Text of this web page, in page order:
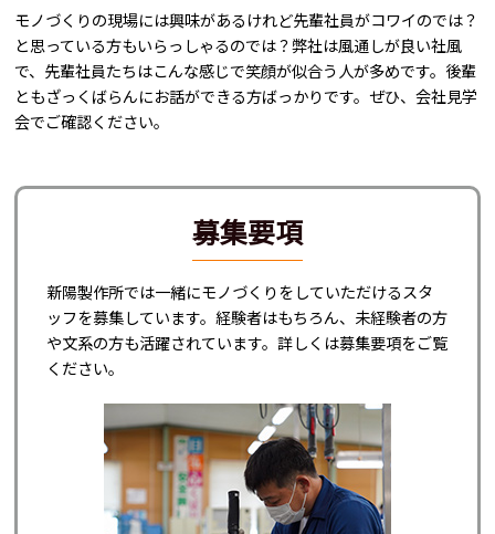
モノづくりの現場には興味があるけれど先輩社員がコワイのでは？
と思っている方もいらっしゃるのでは？弊社は風通しが良い社風
で、先輩社員たちはこんな感じで笑顔が似合う人が多めです。後輩
ともざっくばらんにお話ができる方ばっかりです。ぜひ、会社見学
会でご確認ください。
募集要項
新陽製作所では一緒にモノづくりをしていただけるスタ
ッフを募集しています。経験者はもちろん、未経験者の方
や文系の方も活躍されています。詳しくは募集要項をご覧
ください。